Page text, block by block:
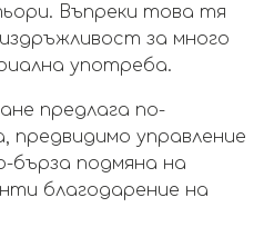
Въпреки това тя
за много
употреба.
предлага по-
предвидимо управление
бърза подмяна на
благодарение на